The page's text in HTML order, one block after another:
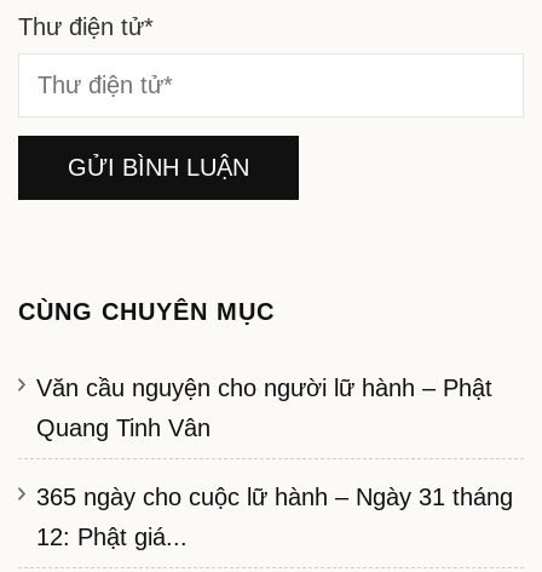
Thư điện tử*
CÙNG CHUYÊN MỤC
Văn cầu nguyện cho người lữ hành – Phật
Quang Tinh Vân
365 ngày cho cuộc lữ hành – Ngày 31 tháng
12: Phật giá...